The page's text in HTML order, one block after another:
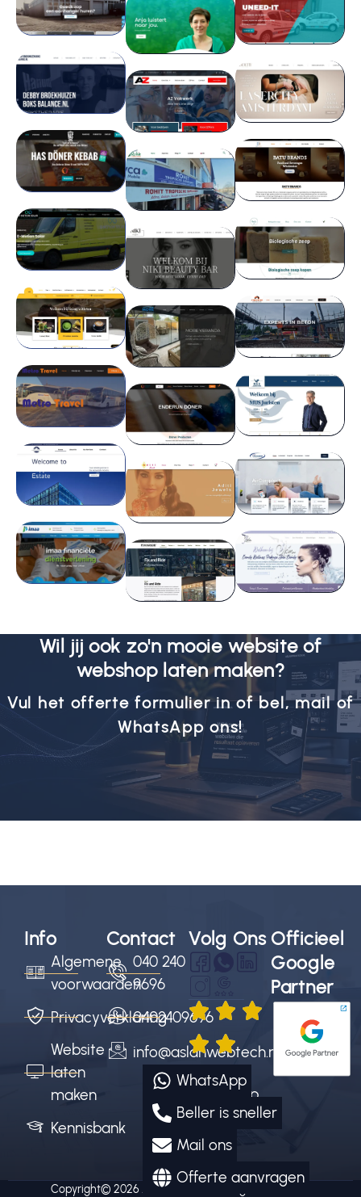
Wil jij ook zo'n mooie website of
webshop laten maken?
Vul het offerte formulier in ofbel,mailof
WhatsApp ons!
Info
Algemene
voorwaarden
Privacyverklaring
Website
laten
maken
Kennisbank
Contact
040 240
9696
0402409696
info@aslanwebtech.nl
Volg Ons
4.9/5
sterren op
Google
Officieel
Google
Partner
Copyright© 2026 Aslan Webtech All rights reserved.
WhatsApp
Beller is sneller
Mail ons
Offerte aanvragen